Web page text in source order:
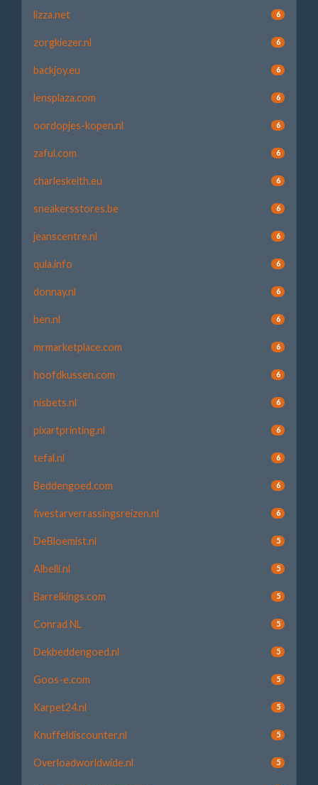
lizza.net 6
zorgkiezer.nl 6
backjoy.eu 6
lensplaza.com 6
oordopjes-kopen.nl 6
zaful.com 6
charleskeith.eu 6
sneakersstores.be 6
jeanscentre.nl 6
qula.info 6
donnay.nl 6
ben.nl 6
mrmarketplace.com 6
hoofdkussen.com 6
nisbets.nl 6
pixartprinting.nl 6
tefal.nl 6
Beddengoed.com 6
fivestarverrassingsreizen.nl 6
DeBloemist.nl 5
Albelli.nl 5
Barrelkings.com 5
Conrad NL 5
Dekbeddengoed.nl 5
Goos-e.com 5
Karpet24.nl 5
Knuffeldiscounter.nl 5
Overloadworldwide.nl 5